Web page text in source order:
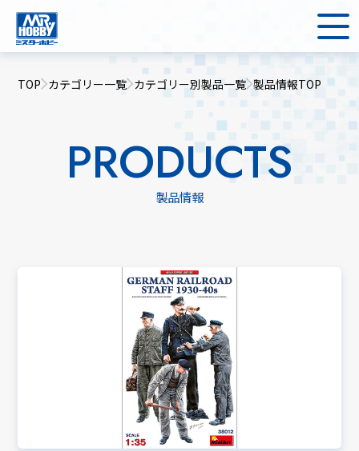
TOP カテゴリー一覧 カテゴリー別製品一覧 製品情報TOP
PRODUCTS
製品情報